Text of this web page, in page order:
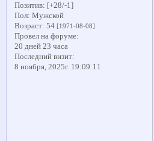
Позитив: [+28/-1]
Пол: Мужской
Возраст: 54 [1971-08-08]
Провел на форуме:
20 дней 23 часа
Последний визит:
8 ноября, 2025г. 19:09:11